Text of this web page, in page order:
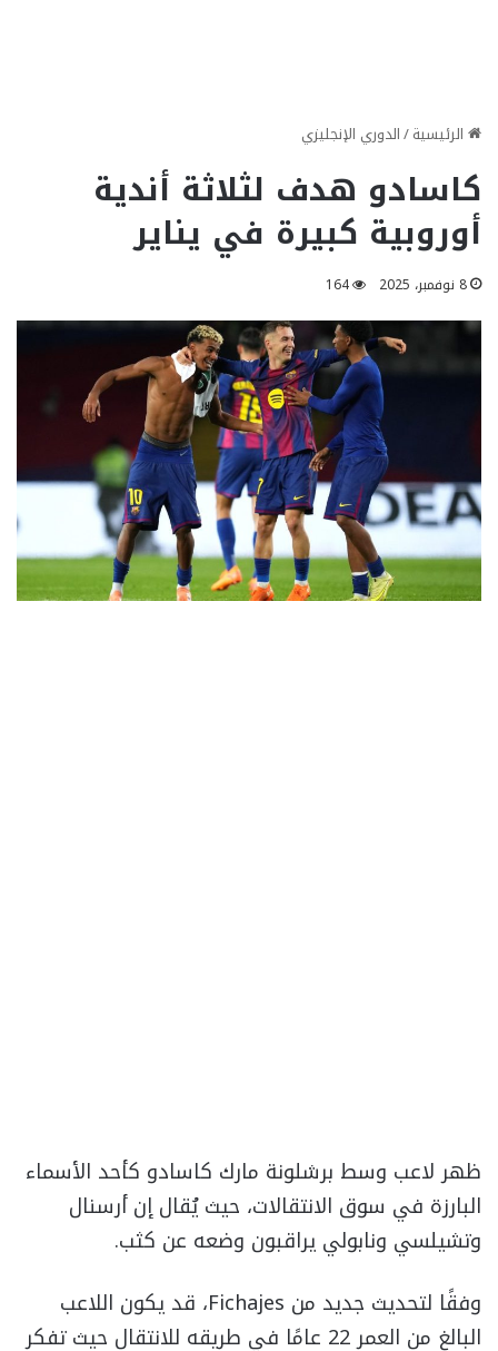
الرئيسية/الدوري الإنجليزي
كاسادو هدف لثلاثة أندية
أوروبية كبيرة في يناير
8 نوفمبر، 2025 164
ظهر لاعب وسط برشلونة مارك كاسادو كأحد الأسماء
البارزة في سوق الانتقالات، حيث يُقال إن أرسنال
وتشيلسي ونابولي يراقبون وضعه عن كثب.
وفقًا لتحديث جديد من Fichajes، قد يكون اللاعب
البالغ من العمر 22 عامًا في طريقه للانتقال حيث تفكر